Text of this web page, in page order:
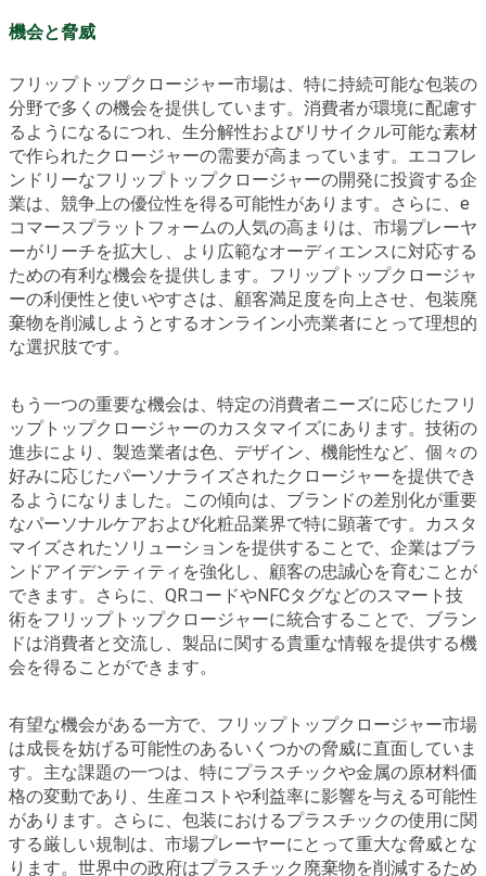
機会と脅威
フリップトップクロージャー市場は、特に持続可能な包装の
分野で多くの機会を提供しています。消費者が環境に配慮す
るようになるにつれ、生分解性およびリサイクル可能な素材
で作られたクロージャーの需要が高まっています。エコフレ
ンドリーなフリップトップクロージャーの開発に投資する企
業は、競争上の優位性を得る可能性があります。さらに、e
コマースプラットフォームの人気の高まりは、市場プレーヤ
ーがリーチを拡大し、より広範なオーディエンスに対応する
ための有利な機会を提供します。フリップトップクロージャ
ーの利便性と使いやすさは、顧客満足度を向上させ、包装廃
棄物を削減しようとするオンライン小売業者にとって理想的
な選択肢です。
もう一つの重要な機会は、特定の消費者ニーズに応じたフリ
ップトップクロージャーのカスタマイズにあります。技術の
進歩により、製造業者は色、デザイン、機能性など、個々の
好みに応じたパーソナライズされたクロージャーを提供でき
るようになりました。この傾向は、ブランドの差別化が重要
なパーソナルケアおよび化粧品業界で特に顕著です。カスタ
マイズされたソリューションを提供することで、企業はブラ
ンドアイデンティティを強化し、顧客の忠誠心を育むことが
できます。さらに、QRコードやNFCタグなどのスマート技
術をフリップトップクロージャーに統合することで、ブラン
ドは消費者と交流し、製品に関する貴重な情報を提供する機
会を得ることができます。
有望な機会がある一方で、フリップトップクロージャー市場
は成長を妨げる可能性のあるいくつかの脅威に直面していま
す。主な課題の一つは、特にプラスチックや金属の原材料価
格の変動であり、生産コストや利益率に影響を与える可能性
があります。さらに、包装におけるプラスチックの使用に関
する厳しい規制は、市場プレーヤーにとって重大な脅威とな
ります。世界中の政府はプラスチック廃棄物を削減するため